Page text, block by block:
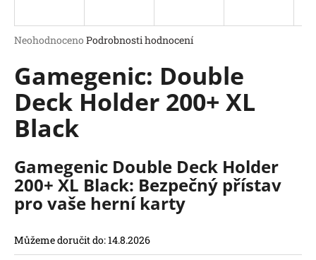
Průměrné
produktu
je
0,0
5
hvězdiček.
Neohodnoceno Podrobnosti hodnocení
Gamegenic: Double
Deck Holder 200+ XL
Black
Gamegenic Double Deck Holder
200+ XL Black: Bezpečný přístav
pro vaše herní karty
Můžeme doručit do:14.8.2026
j
t
?
HLEDAT
D
o
p
o
r